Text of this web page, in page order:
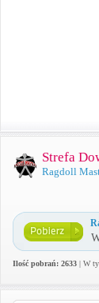
Strefa
Ragdoll
Ilość pobrań: 2633 | W